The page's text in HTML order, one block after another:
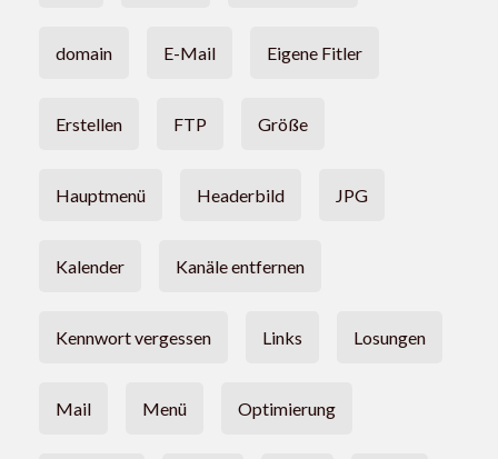
domain E-Mail Eigene Fitler
Erstellen FTP Größe
Hauptmenü Headerbild JPG
Kalender Kanäle entfernen
Kennwort vergessen Links Losungen
Mail Menü Optimierung